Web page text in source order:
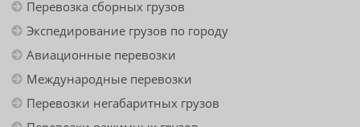
Перевозка сборных грузов
Экспедирование грузов по городу
Авиационные перевозки
Международные перевозки
Перевозки негабаритных грузов